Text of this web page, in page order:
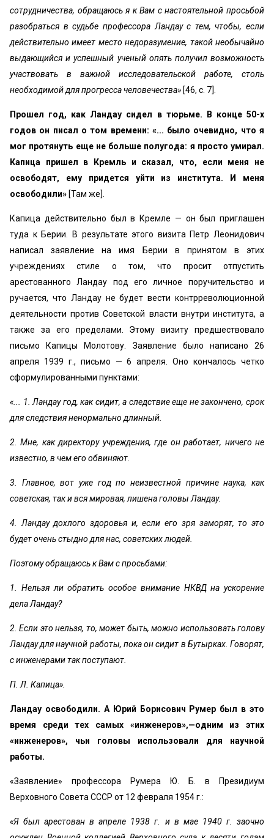
сотрудничества, обращаюсь я к Вам с настоятельной просьбой
разобраться в судьбе профессора Ландау с тем, чтобы, если
действительно имеет место недоразумение, такой необычайно
выдающийся и успешный ученый опять получил возможность
участвовать в важной исследовательской работе, столь
необходимой для прогресса человечества» [46, с. 7].
Прошел год, как Ландау сидел в тюрьме. В конце 50-х
годов он писал о том времени: «... было очевидно, что я
мог протянуть еще не больше полугода: я просто умирал.
Капица пришел в Кремль и сказал, что, если меня не
освободят, ему придется уйти из института. И меня
освободили» [Там же].
Капица действительно был в Кремле — он был приглашен
туда к Берии. В результате этого визита Петр Леонидович
написал заявление на имя Берии в принятом в этих
учреждениях стиле о том, что просит отпустить
арестованного Ландау под его личное поручительство и
ручается, что Ландау не будет вести контрреволюционной
деятельности против Советской власти внутри института, а
также за его пределами. Этому визиту предшествовало
письмо Капицы Молотову. Заявление было написано 26
апреля 1939 г., письмо — 6 апреля. Оно кончалось четко
сформулированными пунктами:
«... 1. Ландау год, как сидит, а следствие еще не закончено, срок
для следствия ненормально длинный.
2. Мне, как директору учреждения, где он работает, ничего не
известно, в чем его обвиняют.
3. Главное, вот уже год по неизвестной причине наука, как
советская, так и вся мировая, лишена головы Ландау.
4. Ландау дохлого здоровья и, если его зря заморят, то это
будет очень стыдно для нас, советских людей.
Поэтому обращаюсь к Вам с просьбами:
1. Нельзя ли обратить особое внимание НКВД на ускорение
дела Ландау?
2. Если это нельзя, то, может быть, можно использовать голову
Ландау для научной работы, пока он сидит в Бутырках. Говорят,
с инженерами так поступают.
П. Л. Капица».
Ландау освободили. А Юрий Борисович Румер был в это
время среди тех самых «инженеров»,—одним из этих
«инженеров», чьи головы использовали для научной
работы.
«Заявление» профессора Румера Ю. Б. в Президиум
Верховного Совета СССР от 12 февраля 1954 г.:
«Я был арестован в апреле 1938 г. и в мае 1940 г. заочно